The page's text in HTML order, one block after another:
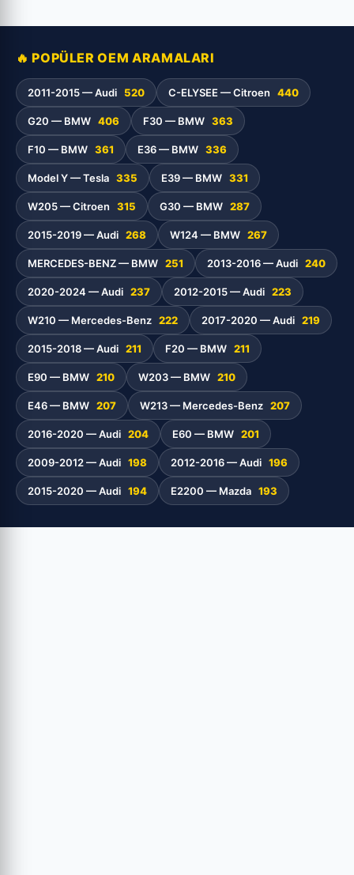
🔥 POPÜLER OEM ARAMALARI
2011-2015 — Audi 520 C-ELYSEE — Citroen 440
G20 — BMW 406 F30 — BMW 363
F10 — BMW 361 E36 — BMW 336
Model Y — Tesla 335 E39 — BMW 331
W205 — Citroen 315 G30 — BMW 287
2015-2019 — Audi 268 W124 — BMW 267
MERCEDES-BENZ — BMW 251 2013-2016 — Audi 240
2020-2024 — Audi 237 2012-2015 — Audi 223
W210 — Mercedes-Benz 222 2017-2020 — Audi 219
2015-2018 — Audi 211 F20 — BMW 211
E90 — BMW 210 W203 — BMW 210
E46 — BMW 207 W213 — Mercedes-Benz 207
2016-2020 — Audi 204 E60 — BMW 201
2009-2012 — Audi 198 2012-2016 — Audi 196
2015-2020 — Audi 194 E2200 — Mazda 193